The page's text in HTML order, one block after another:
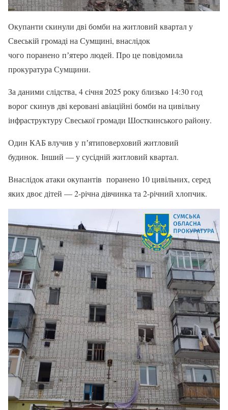
Окупанти скинули дві бомби на житловий квартал у
Свеській громаді на Сумщині, внаслідок
чого поранено пʼятеро людей. Про це повідомила
прокуратура Сумщини.
За даними слідства, 4 січня 2025 року близько 14:30 год
ворог скинув дві керовані авіаційні бомби на цивільну
інфраструктуру Свеської громади Шосткинського району.
Один КАБ влучив у пʼятиповерховий житловий
будинок. Інший — у сусідній житловий квартал.
Внаслідок атаки окупантів поранено 10 цивільних, серед
яких двоє дітей — 2-річна дівчинка та 2-річний хлопчик.